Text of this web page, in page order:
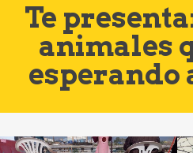
Te
animales
esperando